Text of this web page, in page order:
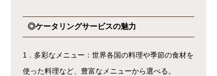
◎ケータリングサービスの魅力
1．多彩なメニュー：世界各国の料理や季節の食材を
使った料理など、豊富なメニューから選べる。